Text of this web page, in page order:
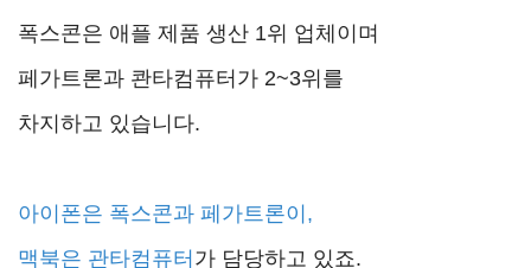
폭스콘은 애플 제품 생산 1위 업체이며
페가트론과 콴타컴퓨터가 2~3위를
차지하고 있습니다.
아이폰은 폭스콘과 페가트론이,
맥북은 관타컴퓨터 가 담당하고 있죠.